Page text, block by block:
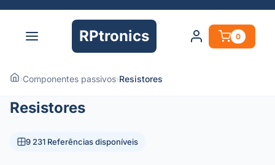
RPtronics 0
›Componentes passivos›Resistores
Resistores
9 231 Referências disponíveis